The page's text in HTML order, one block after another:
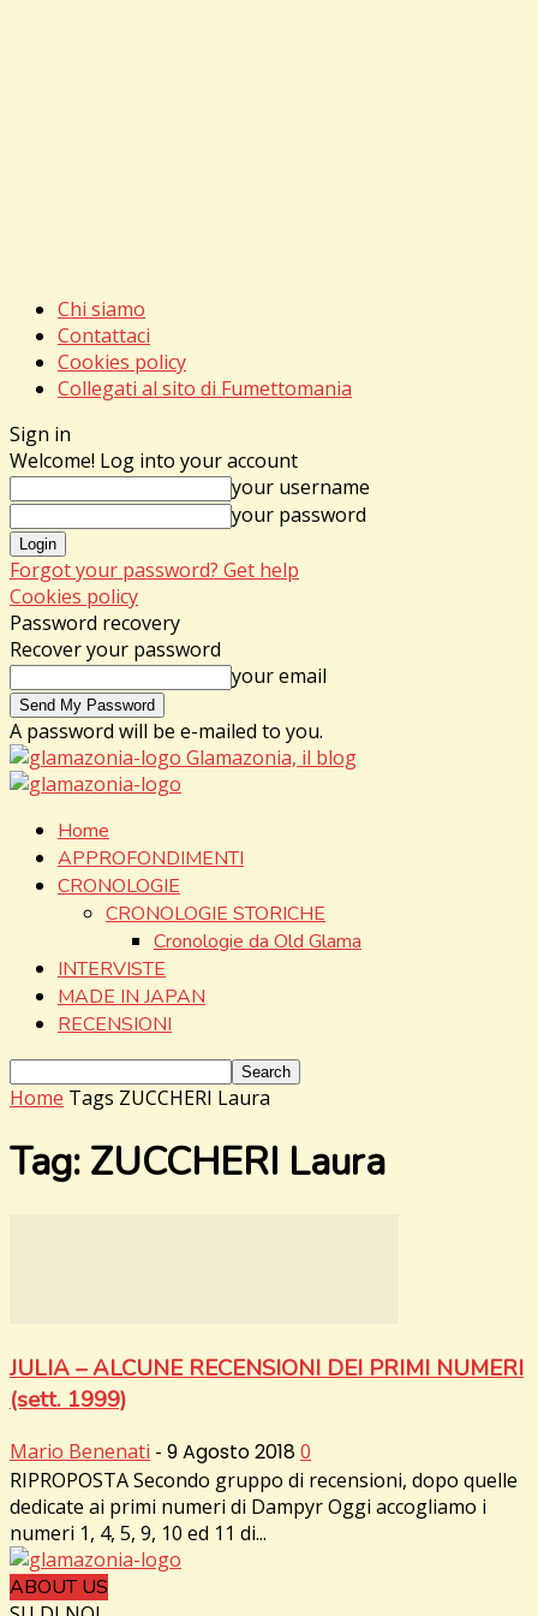
Chi siamo
Contattaci
Cookies policy
Collegati al sito di Fumettomania
Sign in
Welcome! Log into your account
your username
your password
Forgot your password? Get help
Cookies policy
Password recovery
Recover your password
your email
A password will be e-mailed to you.
Glamazonia, il blog
Home
APPROFONDIMENTI
CRONOLOGIE
CRONOLOGIE STORICHE
Cronologie da Old Glama
INTERVISTE
MADE IN JAPAN
RECENSIONI
Home Tags ZUCCHERI Laura
Tag: ZUCCHERI Laura
JULIA – ALCUNE RECENSIONI DEI PRIMI NUMERI
(sett. 1999)
Mario Benenati - 9 Agosto 20180
RIPROPOSTA Secondo gruppo di recensioni, dopo quelle
dedicate ai primi numeri di Dampyr Oggi accogliamo i
numeri 1, 4, 5, 9, 10 ed 11 di...
ABOUT US